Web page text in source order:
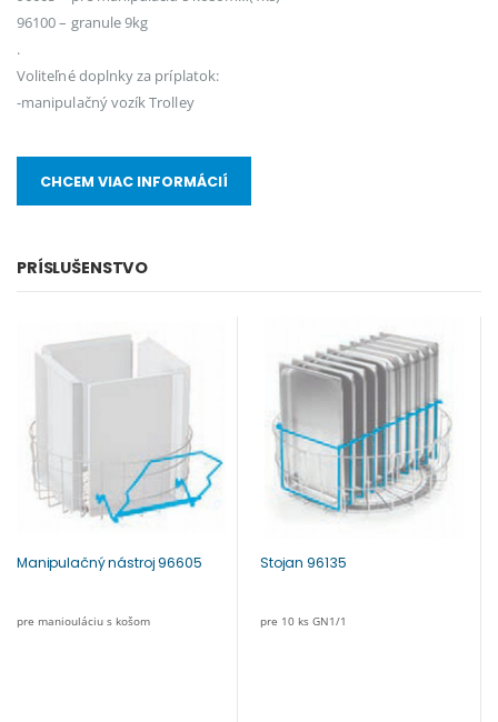
96100 – granule 9kg
.
Voliteľné doplnky za príplatok:
-manipulačný vozík Trolley
CHCEM VIAC INFORMÁCIÍ
PRÍSLUŠENSTVO
Manipulačný nástroj 96605
pre maniouláciu s košom
Stojan 96135
pre 10 ks GN1/1